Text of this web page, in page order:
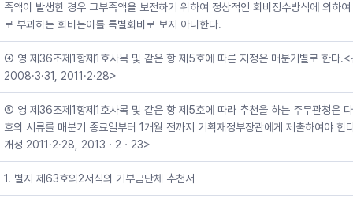
족액이 발생한 경우 그부족액을 보전하기 위하여 정상적인 회비징수방식에 의하
로 부과하는 회비는이를 특별회비로 보지 아니한다.
④ 영 제36조제1항제1호사목 및 같은 항 제5호에 따른 지정은 매분기별로 한다.<
2008·3·31, 2011·2·28>
⑤ 영 제36조제1항제1호사목 및 같은 항 제5호에 따라 추천을 하는 주무관청은
호의 서류를 매분기 종료일부터 1개월 전까지 기획재정부장관에게 제출하여야 한
개정 2011·2·28, 2013ㆍ2ㆍ23>
1. 별지 제63호의2서식의 기부금단체 추천서